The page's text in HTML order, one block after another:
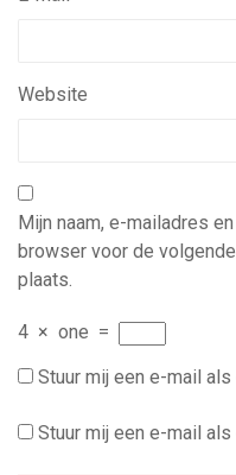
Website
Mijn naam, e-mailadres
browser voor de
plaats.
4 × one =
Stuur mij een e-mail
Stuur mij een e-mail